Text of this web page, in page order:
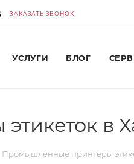
ЗАКАЗАТЬ ЗВОНОК
УСЛУГИ БЛОГ
в
Промышленные принтеры